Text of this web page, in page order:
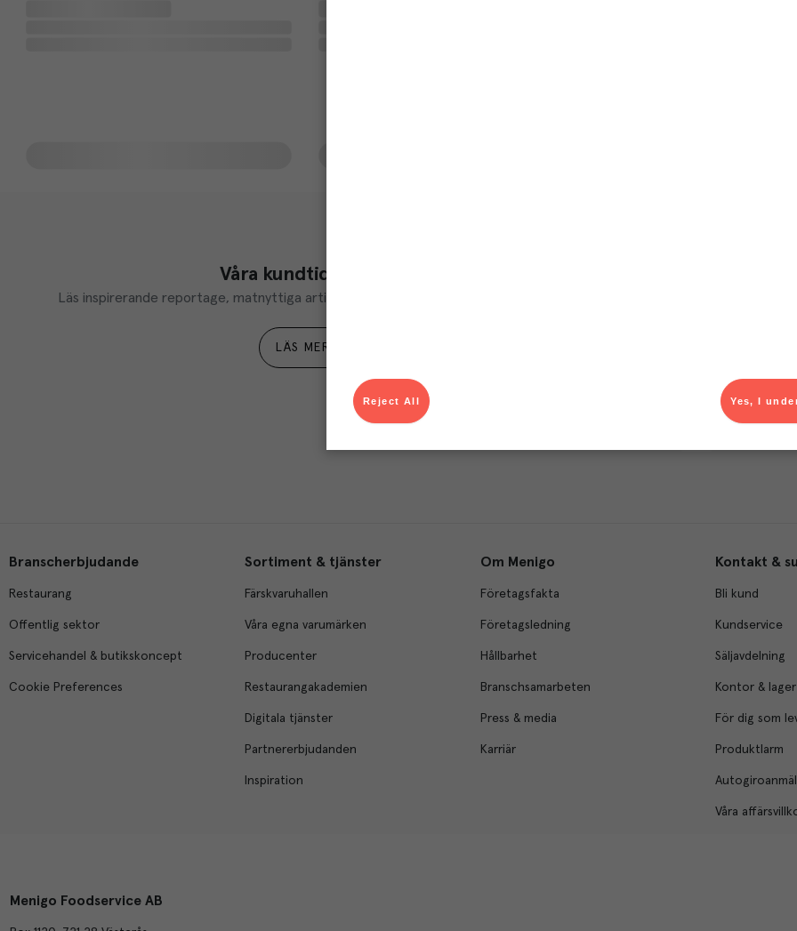
Våra kundtidningar
Läs inspirerande reportage, matnyttiga artiklar och ta del av aktuella kampanjer.
LÄS MER
Du som är Menigo-
Branscherbjudande
Restaurang
Offentlig sektor
Servicehandel & butikskoncept
Cookie Preferences
Sortiment & tjänster
Färskvaruhallen
Våra egna varumärken
Producenter
Restaurangakademien
Digitala tjänster
Partnererbjudanden
Inspiration
Om Menigo
Företagsfakta
Företagsledning
Hållbarhet
Branschsamarbeten
Press & media
Karriär
Kontakt &
Bli kund
Kundservice
Säljavdelning
Kontor & lager
För dig som
Produktlarm
Våra
Menigo Foodservice AB
Yes, I
Reject All